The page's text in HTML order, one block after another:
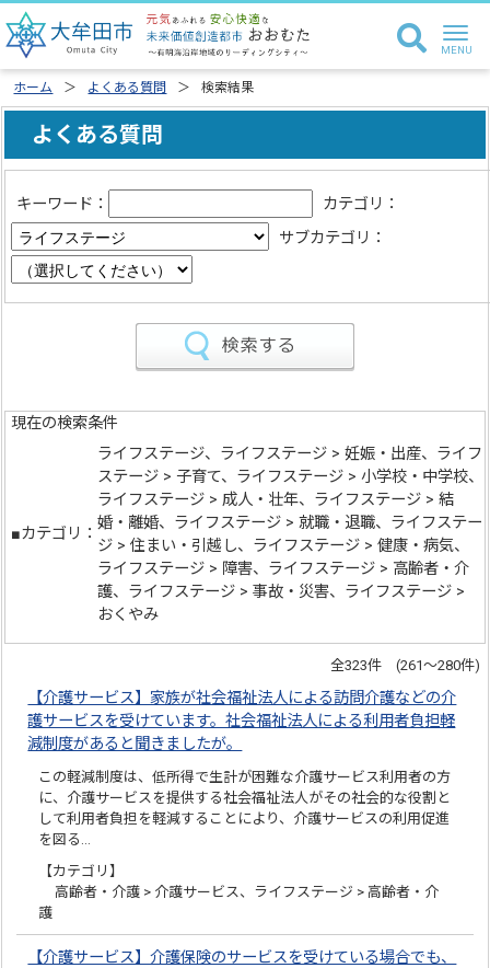
ホーム よくある質問 検索結果
よくある質問
キーワード：
カテゴリ：
サブカテゴリ：
現在の検索条件
■カテゴリ：
ライフステージ、ライフステージ > 妊娠・出産、ライフ
ステージ > 子育て、ライフステージ > 小学校・中学校、
ライフステージ > 成人・壮年、ライフステージ > 結
婚・離婚、ライフステージ > 就職・退職、ライフステー
ジ > 住まい・引越し、ライフステージ > 健康・病気、
ライフステージ > 障害、ライフステージ > 高齢者・介
護、ライフステージ > 事故・災害、ライフステージ >
おくやみ
全323件 (261～280件)
【介護サービス】家族が社会福祉法人による訪問介護などの介
護サービスを受けています。社会福祉法人による利用者負担軽
減制度があると聞きましたが。
この軽減制度は、低所得で生計が困難な介護サービス利用者の方
に、介護サービスを提供する社会福祉法人がその社会的な役割と
して利用者負担を軽減することにより、介護サービスの利用促進
を図る…
【カテゴリ】
高齢者・介護 > 介護サービス、ライフステージ > 高齢者・介
護
【介護サービス】介護保険のサービスを受けている場合でも、